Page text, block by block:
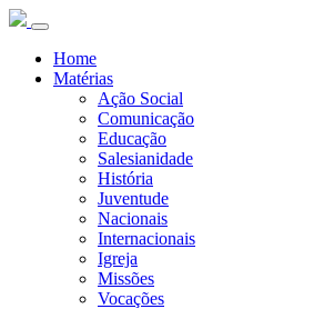
Home
Matérias
Ação Social
Comunicação
Educação
Salesianidade
História
Juventude
Nacionais
Internacionais
Igreja
Missões
Vocações